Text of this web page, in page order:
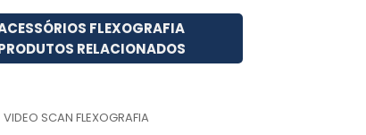
FLEXOGRAFIA
RELACIONADOS
VIDEO SCAN FLEXOGRAFIA